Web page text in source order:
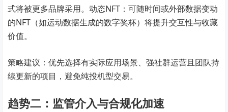
式将被更多品牌采用。动态NFT：可随时间或外部数据变动
的NFT（如运动数据生成的数字奖杯）将提升交互性与收藏
价值。
策略建议：优先选择有实际应用场景、强社群运营且团队持
续更新的项目，避免纯投机型交易。
趋势二：监管介入与合规化加速